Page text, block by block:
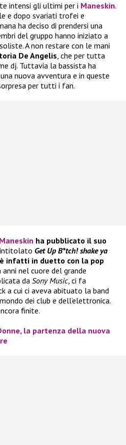
intensi gli ultimi per i Maneskin.
e dopo svariati trofei e
ha deciso di prendersi una
del gruppo hanno iniziato a
A non restare con le mani
De Angelis, che per tutta
dj. Tuttavia la bassista ha
nuova avventura e in queste
per tutti i fan.
Maneskin ha pubblicato il suo
Get Up B*tch! shake ya
infatti in duetto con la pop
anni nel cuore del grande
da Sony Music, ci fa
a cui ci aveva abituato la band
dei club e dell’elettronica.
finite.
la partenza della nuova